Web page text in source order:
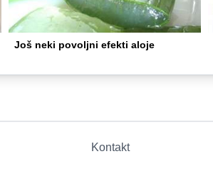
Još neki povoljni efekti aloje
Kontakt